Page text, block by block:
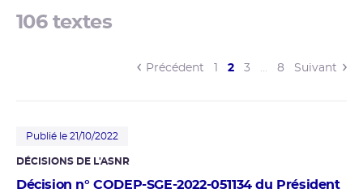
106 textes
Précédent 2(current)
3 … 8 Suivant
Publié le 21/10/2022
DÉCISIONS DE L'ASNR
Décision n° CODEP-SGE-2022-051134 du Président